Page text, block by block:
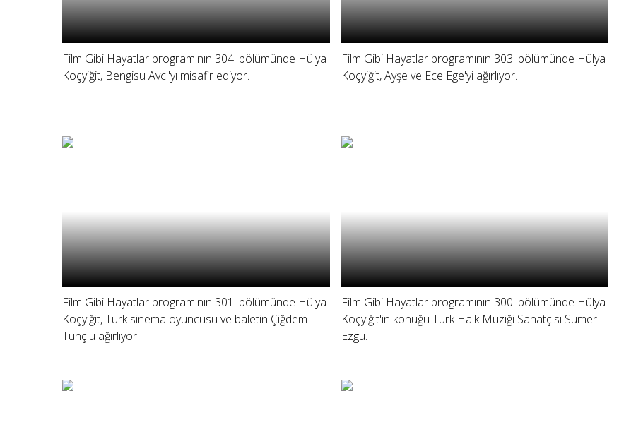
Film Gibi Hayatlar programının 304. bölümünde Hülya
Koçyiğit, Bengisu Avcı'yı misafir ediyor.
Film Gibi Hayatlar programının 303. bölümünde Hülya
Koçyiğit, Ayşe ve Ece Ege'yi ağırlıyor.
Film Gibi Hayatlar programının 301. bölümünde Hülya
Koçyiğit, Türk sinema oyuncusu ve baletin Çiğdem
Tunç'u ağırlıyor.
Film Gibi Hayatlar programının 300. bölümünde Hülya
Koçyiğit'in konuğu Türk Halk Müziği Sanatçısı Sümer
Ezgü.